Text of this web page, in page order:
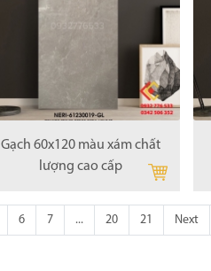
Gạch 60x120 màu xám chất
lượng cao cấp
6 7 ... 20 21 Next